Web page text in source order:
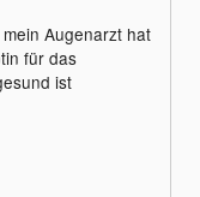
Augenarzt hat
für das
ist